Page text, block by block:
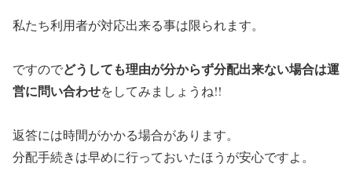
私たち利用者が対応出来る事は限られます。
ですのでどうしても理由が分からず分配出来ない場合は運
営に問い合わせをしてみましょうね!!
返答には時間がかかる場合があります。
分配手続きは早めに行っておいたほうが安心ですよ。